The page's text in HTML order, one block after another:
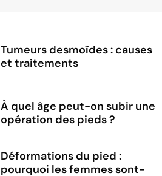
Tumeurs desmoïdes : causes
et traitements
À quel âge peut-on subir une
opération des pieds ?
Déformations du pied :
pourquoi les femmes sont-